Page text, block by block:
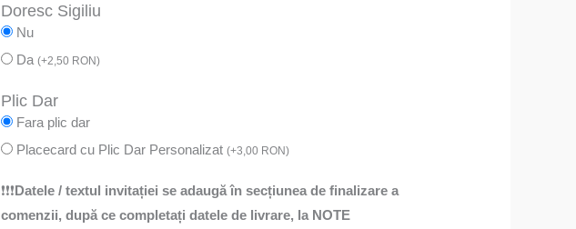
Doresc Sigiliu
Nu
Da (+2,50 RON)
Plic Dar
Fara plic dar
Placecard cu Plic Dar Personalizat (+3,00 RON)
❗❗❗Datele / textul invitației se adaugă în secțiunea de finalizare a
comenzii, după ce completați datele de livrare, la NOTE